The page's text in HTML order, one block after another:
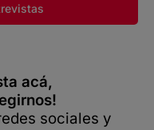
acá,
sociales y